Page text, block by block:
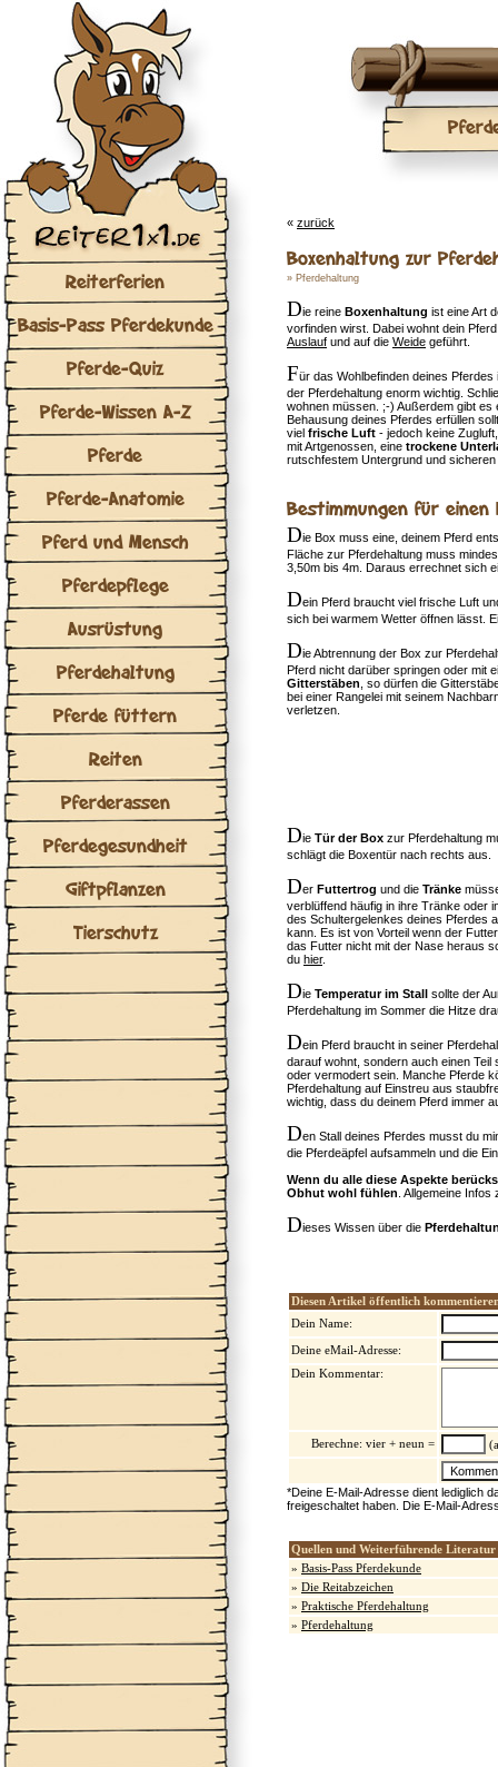
Reiterferien
Basis-Pass Pferdekunde
Pferde-Quiz
Pferde-Wissen A-Z
Pferde
Pferde-Anatomie
Pferd und Mensch
Pferdepflege
Ausrüstung
Pferdehaltung
Pferde füttern
Reiten
Pferderassen
Pferdegesundheit
Giftpflanzen
Tierschutz
« zurück
Boxenhaltung zur
» Pferdehaltung
Die reine Boxenhaltung ist eine Art
vorfinden wirst. Dabei wohnt dein
Auslauf und auf die Weide geführt.
Für das Wohlbefinden deines
der Pferdehaltung enorm wichtig.
wohnen müssen. ;-) Außerdem gibt es
Behausung deines Pferdes erfüllen
viel frische Luft - jedoch keine
mit Artgenossen, eine trockene
rutschfestem Untergrund und sicheren
Bestimmungen für
Die Box muss eine, deinem Pferd
Fläche zur Pferdehaltung muss
3,50m bis 4m. Daraus errechnet sich
Dein Pferd braucht viel frische Luft
sich bei warmem Wetter öffnen lässt.
Die Abtrennung der Box zur
Pferd nicht darüber springen oder mit
Gitterstäben , so dürfen die
bei einer Rangelei mit seinem
verletzen.
Die Tür der Box zur Pferdehaltung
schlägt die Boxentür nach rechts aus.
Der Futtertrog und die Tränke
verblüffend häufig in ihre Tränke oder
des Schultergelenkes deines Pferdes
kann. Es ist von Vorteil wenn der
das Futter nicht mit der Nase heraus
du hier.
Die Temperatur im Stall sollte der
Pferdehaltung im Sommer die Hitze
Dein Pferd braucht in seiner
darauf wohnt, sondern auch einen
oder vermodert sein. Manche Pferde
Pferdehaltung auf Einstreu aus
wichtig, dass du deinem Pferd immer
Den Stall deines Pferdes musst du
die Pferdeäpfel aufsammeln und die
Wenn du alle diese Aspekte
Obhut wohl fühlen . Allgemeine
Dieses Wissen über die
Diesen Artikel öffentlich
Dein Name:
Deine eMail-Adresse:
Dein Kommentar:
Berechne: vier + neun =
*Deine E-Mail-Adresse dient lediglich
freigeschaltet haben. Die E-Mail-
Quellen und Weiterführende Literatur
» Basis-Pass Pferdekunde
» Die Reitabzeichen
» Praktische Pferdehaltung
» Pferdehaltung